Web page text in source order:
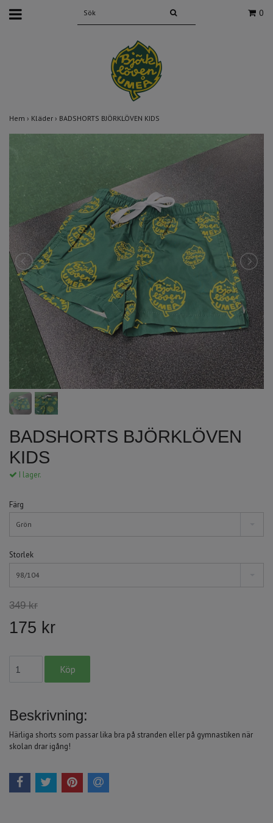
0
Hem › Kläder › BADSHORTS BJÖRKLÖVEN KIDS
BADSHORTS BJÖRKLÖVEN
KIDS
I lager.
Färg
Grön
Storlek
98/104
349 kr
175 kr
Beskrivning:
Härliga shorts som passar lika bra på stranden eller på gymnastiken när
skolan drar igång!